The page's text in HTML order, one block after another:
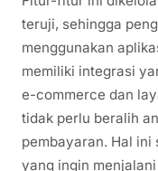
teruji, sehingga
menggunakan
memiliki integrasi
e-commerce dan
tidak perlu beralih
pembayaran. Hal ini
yang ingin